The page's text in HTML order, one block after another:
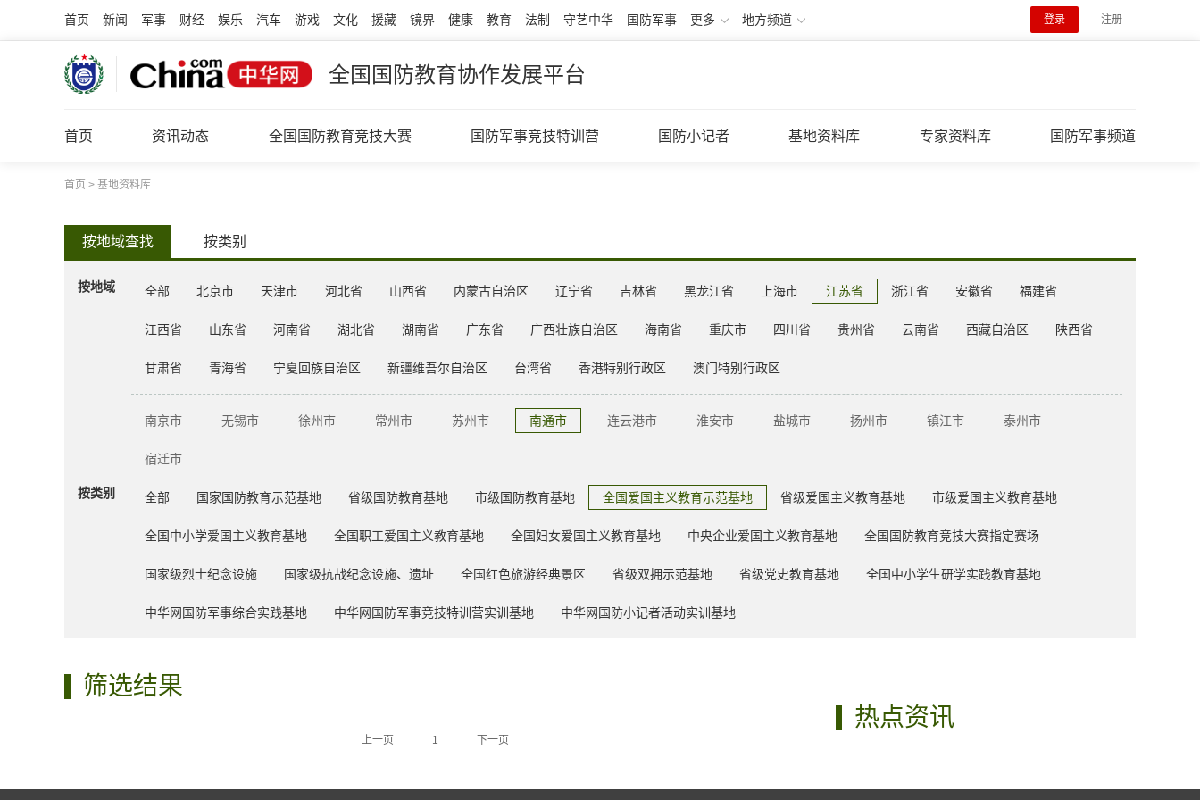
首页 新闻 军事 财经 娱乐 汽车 游戏 文化 援藏 镜界 健康 教育 法制 守艺中华 国防军事 更多 地方频道 登录 注册
全国国防教育协作发展平台
首页 资讯动态 全国国防教育竞技大赛 国防军事竞技特训营 国防小记者 基地资料库 专家资料库 国防军事频道
首页 > 基地资料库
按地域查找 按类别
按地域 全部 北京市 天津市 河北省 山西省 内蒙古自治区 辽宁省 吉林省 黑龙江省 上海市 江苏省 浙江省 安徽省 福建省
江西省 山东省 河南省 湖北省 湖南省 广东省 广西壮族自治区 海南省 重庆市 四川省 贵州省 云南省 西藏自治区 陕西省
甘肃省 青海省 宁夏回族自治区 新疆维吾尔自治区 台湾省 香港特别行政区 澳门特别行政区
南京市 无锡市 徐州市 常州市 苏州市 南通市 连云港市 淮安市 盐城市 扬州市 镇江市 泰州市
宿迁市
按类别 全部 国家国防教育示范基地 省级国防教育基地 市级国防教育基地 全国爱国主义教育示范基地 省级爱国主义教育基地 市级爱国主义教育基地
全国中小学爱国主义教育基地 全国职工爱国主义教育基地 全国妇女爱国主义教育基地 中央企业爱国主义教育基地 全国国防教育竞技大赛指定赛场
国家级烈士纪念设施 国家级抗战纪念设施、遗址 全国红色旅游经典景区 省级双拥示范基地 省级党史教育基地 全国中小学生研学实践教育基地
中华网国防军事综合实践基地 中华网国防军事竞技特训营实训基地 中华网国防小记者活动实训基地
筛选结果
上一页 1 下一页
热点资讯